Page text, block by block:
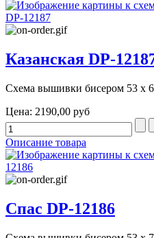
Казанская DP-
Схема вышивки бисером 53 х
Цена: 2190,00 руб
Описание товара
Спас DP-12186